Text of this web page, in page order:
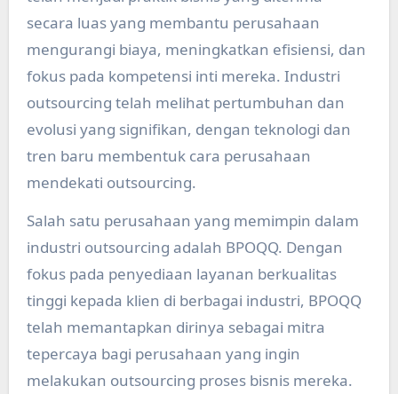
secara luas yang membantu perusahaan
mengurangi biaya, meningkatkan efisiensi, dan
fokus pada kompetensi inti mereka. Industri
outsourcing telah melihat pertumbuhan dan
evolusi yang signifikan, dengan teknologi dan
tren baru membentuk cara perusahaan
mendekati outsourcing.
Salah satu perusahaan yang memimpin dalam
industri outsourcing adalah BPOQQ. Dengan
fokus pada penyediaan layanan berkualitas
tinggi kepada klien di berbagai industri, BPOQQ
telah memantapkan dirinya sebagai mitra
tepercaya bagi perusahaan yang ingin
melakukan outsourcing proses bisnis mereka.